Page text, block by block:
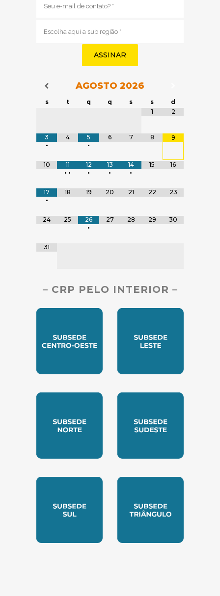
mail
região
Navegação do Calendário
AGOSTO 2026
s t q q s s
d
1
2
3
•
4
5
•
6 7 8 9
10
11
• •
12
•
13
•
14
•
15 16
17
•
18 19 20 21 22 23
24 25
26
•
27 28 29 30
31
– CRP PELO INTERIOR –